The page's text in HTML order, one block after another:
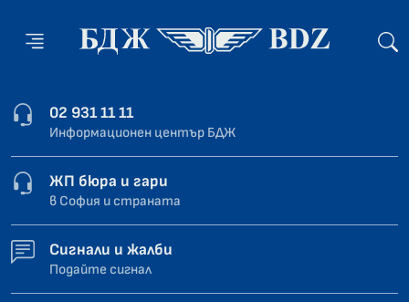
02 931 11 11
Информационен център БДЖ
ЖП бюра и гари
в София и страната
Сигнали и жалби
Подайте сигнал